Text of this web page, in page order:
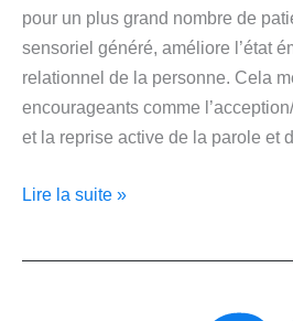
pour un plus grand nombre de
sensoriel généré, améliore l’état
relationnel de la personne. Cela
encourageants comme
et la reprise active de la parole et
Lire la suite »